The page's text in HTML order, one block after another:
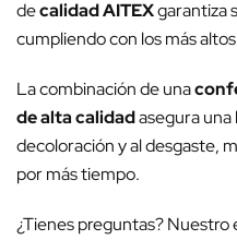
decalidad AITEXgarantiza
cumpliendo con los más
La combinación de una
de alta calidadasegura
decoloración y al desgaste,
por más tiempo.
¿Tienes preguntas? Nuestro